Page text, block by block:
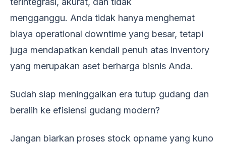
mengganggu. Anda tidak hanya menghemat
biaya operational downtime yang besar, tetapi
juga mendapatkan kendali penuh atas inventory
yang merupakan aset berharga bisnis Anda.
Sudah siap meninggalkan era tutup gudang dan
beralih ke efisiensi gudang modern?
Jangan biarkan proses stock opname yang kuno